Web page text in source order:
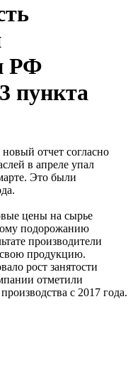
РФ
пункта
отчет согласно
в апреле упал
Это были
цены на сырье
подорожанию
производители
свою продукцию.
рост занятости
отметили
с 2017 года.